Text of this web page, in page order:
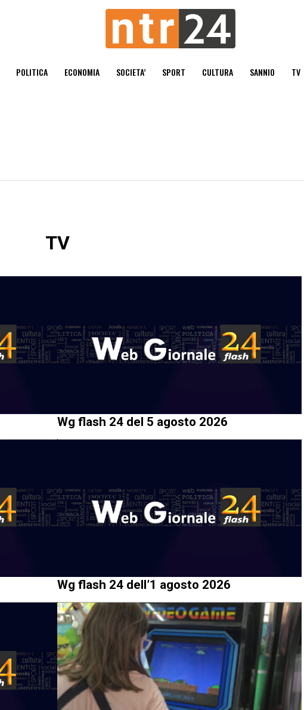
POLITICA ECONOMIA SOCIETA’ SPORT CULTURA SANNIO TV
TV
Wg flash 24 del 5 agosto 2026
Wg flash 24 dell’1 agosto 2026